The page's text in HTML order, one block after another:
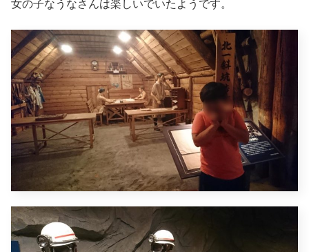
女の子なうなさんは楽しいでいたようです。